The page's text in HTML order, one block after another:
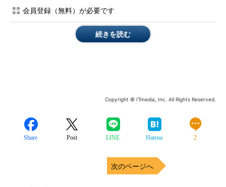
会員登録（無料）が必要です
続きを読む
Copyright © ITmedia, Inc. All Rights Reserved.
Share Post LINE Hatena 2
次のページへ